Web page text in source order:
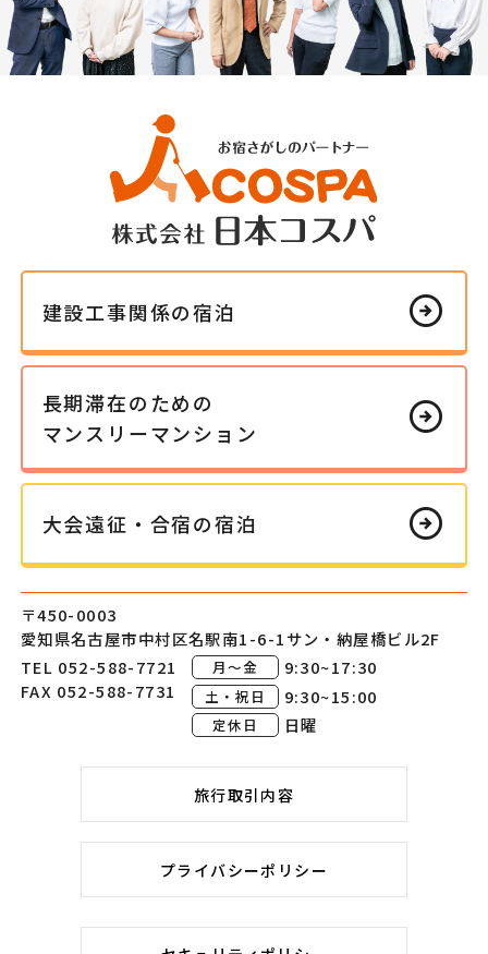
建設工事関係の宿泊 arrow_circle_right
長期滞在の ための
マンスリーマンション arrow_circle_right
大会遠征・ 合宿の宿泊 arrow_circle_right
〒450-0003
愛知県名古屋市中村区名駅南1-6-1サン・納屋橋ビル2F
TEL 052-588-7721
FAX 052-588-7731
月～金 9:30~17:30
土・祝日 9:30~15:00
定休日 日曜
旅行取引内容
プライバシーポリシー